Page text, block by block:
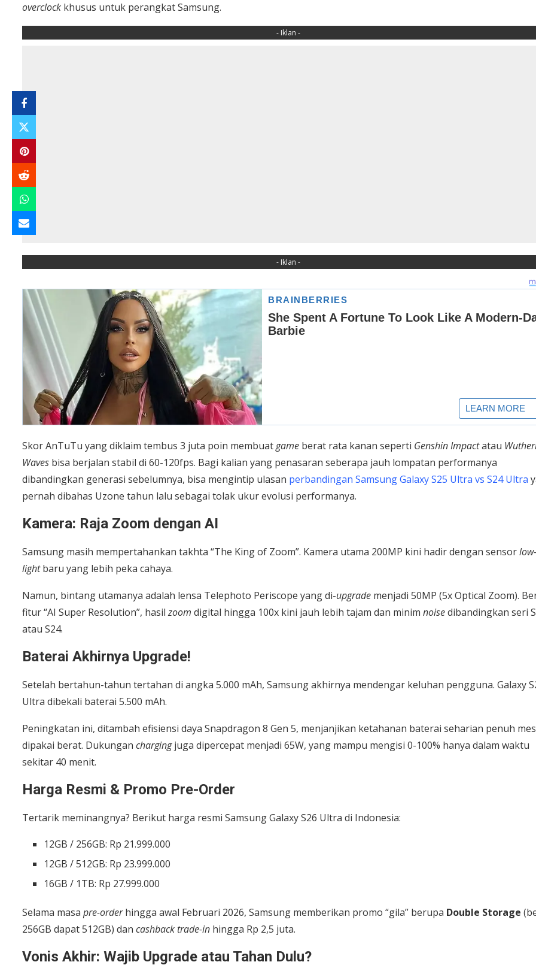
overclock khusus untuk perangkat Samsung.
- Iklan -
- Iklan -
Skor AnTuTu yang diklaim tembus 3 juta poin membuatgame berat rata kanan seperti Genshin Impactatau
Waves bisa berjalan stabil di 60-120fps. Bagi kalian yang penasaran seberapa jauh lompatan performanya
dibandingkan generasi sebelumnya, bisa mengintip ulasan perbandingan Samsung Galaxy S25 Ultra vs S24 Ultra
pernah dibahas Uzone tahun lalu sebagai tolak ukur evolusi performanya.
Kamera: Raja Zoom dengan AI
Samsung masih mempertahankan takhta “The King of Zoom”. Kamera utama 200MP kini hadir dengan sensorlow-
lightbaru yang lebih peka cahaya.
Namun, bintang utamanya adalah lensa Telephoto Periscope yang di-upgrade menjadi 50MP (5x Optical Zoom).
fitur “AI Super Resolution”, hasilzoom digital hingga 100x kini jauh lebih tajam dan minim noisedibandingkan seri
atau S24.
Baterai Akhirnya Upgrade!
Setelah bertahun-tahun tertahan di angka 5.000 mAh, Samsung akhirnya mendengar keluhan pengguna. Galaxy
Ultra dibekali baterai 5.500 mAh.
Peningkatan ini, ditambah efisiensi daya Snapdragon 8 Gen 5, menjanjikan ketahanan baterai seharian penuh
dipakai berat. Dukungan chargingjuga dipercepat menjadi 65W, yang mampu mengisi 0-100% hanya dalam waktu
sekitar 40 menit.
Harga Resmi & Promo Pre-Order
Tertarik meminangnya? Berikut harga resmi Samsung Galaxy S26 Ultra di Indonesia:
12GB / 256GB: Rp 21.999.000
12GB / 512GB: Rp 23.999.000
16GB / 1TB: Rp 27.999.000
Selama masa pre-orderhingga awal Februari 2026, Samsung memberikan promo “gila” berupa Double Storage
256GB dapat 512GB) dan cashback trade-in hingga Rp 2,5 juta.
Vonis Akhir: Wajib Upgrade atau Tahan Dulu?